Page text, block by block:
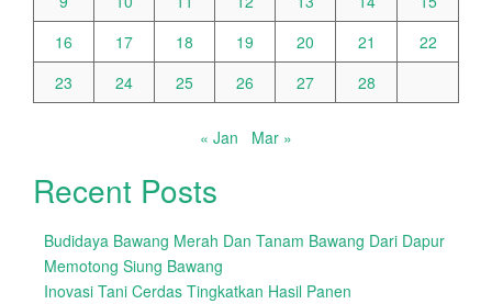
16
17 18 19 20 21
22
23
24 25 26 27 28
« Jan Mar »
Recent Posts
Budidaya Bawang Merah Dan Tanam Bawang Dari Dapur
Memotong Siung Bawang
Inovasi Tani Cerdas Tingkatkan Hasil Panen